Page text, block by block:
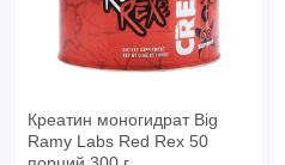
Креатин моногидрат Big
Ramy Labs Red Rex 50